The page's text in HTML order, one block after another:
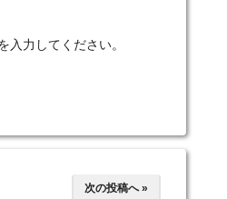
入力してください。
次の投稿へ »